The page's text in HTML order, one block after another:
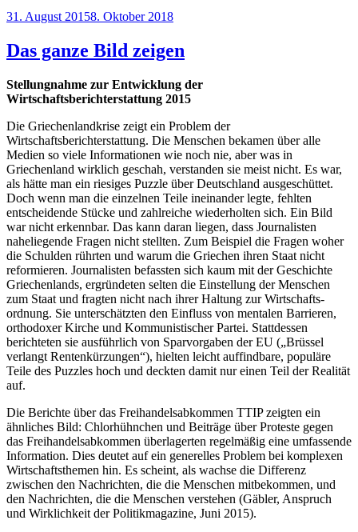
Veröffentlicht
31. August 20158. Oktober 2018
Das ganze Bild zeigen
Stellungnahme zur Entwicklung der
Wirtschaftsberichterstattung 2015
Die Griechenlandkrise zeigt ein Problem der
Wirtschaftsberichterstattung. Die Menschen bekamen über alle
Medien so viele Informationen wie noch nie, aber was in
Griechenland wirklich geschah, verstanden sie meist nicht. Es war,
als hätte man ein riesiges Puzzle über Deutschland ausgeschüttet.
Doch wenn man die einzelnen Teile ineinander legte, fehlten
entscheidende Stücke und zahlreiche wiederholten sich. Ein Bild
war nicht erkennbar. Das kann daran liegen, dass Journalisten
naheliegende Fragen nicht stellten. Zum Beispiel die Fragen woher
die Schulden rührten und warum die Griechen ihren Staat nicht
reformieren. Journalisten befassten sich kaum mit der Geschichte
Griechenlands, ergründeten selten die Einstellung der Menschen
zum Staat und fragten nicht nach ihrer Haltung zur Wirtschafts­
ordnung. Sie unterschätzten den Einfluss von mentalen Barrieren,
orthodoxer Kirche und Kommunistischer Partei. Stattdessen
berichteten sie ausführlich von Sparvorgaben der EU („Brüssel
verlangt Rentenkürzungen“), hielten leicht auffindbare, populäre
Teile des Puzzles hoch und deckten damit nur einen Teil der Realität
auf.
Die Berichte über das Freihandelsabkommen TTIP zeigten ein
ähnliches Bild: Chlorhühnchen und Beiträge über Proteste gegen
das Freihandelsabkommen überlagerten regelmäßig eine umfassende
Information. Dies deutet auf ein generelles Problem bei komplexen
Wirtschafts­themen hin. Es scheint, als wachse die Differenz
zwischen den Nachrichten, die die Menschen mitbekommen, und
den Nachrichten, die die Menschen verstehen (Gäbler, Anspruch
und Wirklichkeit der Politikmagazine, Juni 2015).